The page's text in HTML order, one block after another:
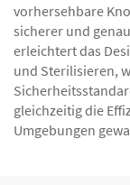
vorhersehbare
sicherer und
erleichtert das
und Sterilisieren,
gleichzeitig die
Umgebungen